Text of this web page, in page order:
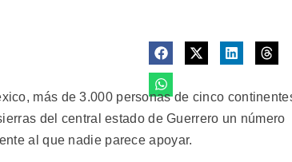
más de 3.000 personas de cinco
del central estado de Guerrero un número
al que nadie parece apoyar.